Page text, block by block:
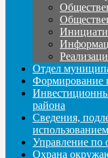
Отдел
Формирование
района
Сведения,
Управление по
Охрана